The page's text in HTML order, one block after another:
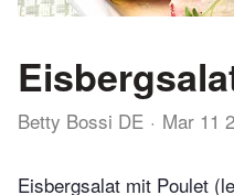
Betty Bossi DE Mar 11
Eisbergsalat mit Poulet